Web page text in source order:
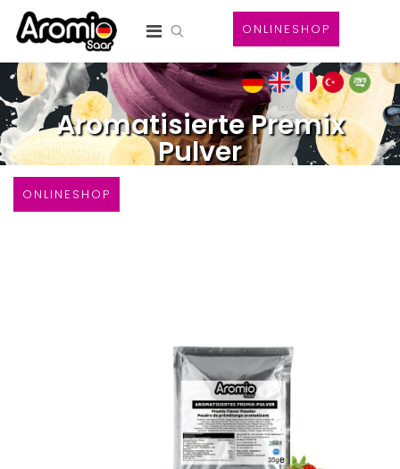
ONLINESHOP
Aromatisierte Premix
Pulver
ONLINESHOP